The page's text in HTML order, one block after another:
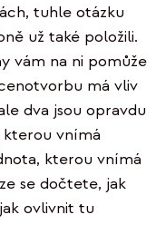
tuhle otázku
už také položili.
vám na ni pomůže
má vliv
dva jsou opravdu
kterou vnímá
kterou vnímá
se dočtete, jak
ovlivnit tu